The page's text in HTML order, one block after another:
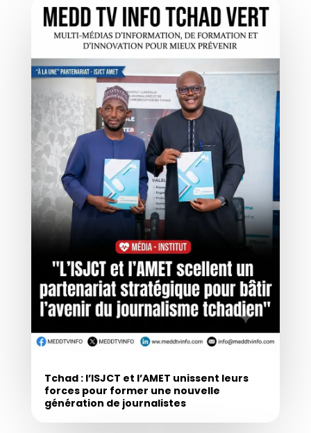
Tchad : l’ISJCT et l’AMET unissent leurs
forces pour former une nouvelle
génération de journalistes